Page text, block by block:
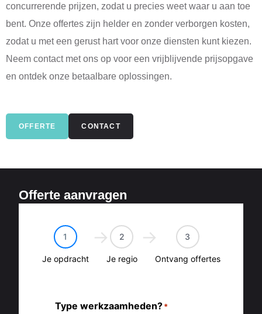
concurrerende prijzen, zodat u precies weet waar u aan toe
bent. Onze offertes zijn helder en zonder verborgen kosten,
zodat u met een gerust hart voor onze diensten kunt kiezen.
Neem contact met ons op voor een vrijblijvende prijsopgave
en ontdek onze betaalbare oplossingen.
OFFERTE CONTACT
Offerte aanvragen